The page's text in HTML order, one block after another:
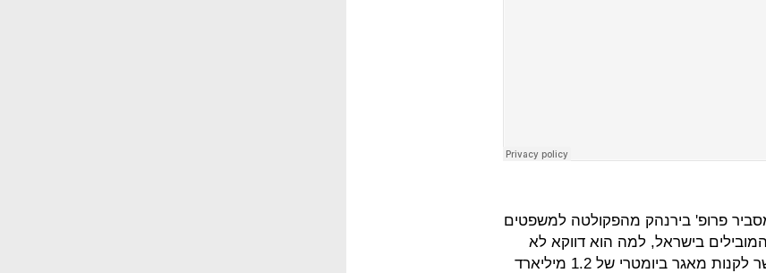
פרופ' בירנהק מהפקולטה למשפטים
בישראל, למה הוא דווקא לא
חושש לתת טביעת כף יד בנתב"ג; איך אפשר לקנות מאגר ביומטרי של 1.2 מיליארד